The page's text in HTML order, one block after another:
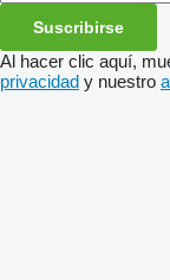
Suscribirse
Al hacer clic aquí,
privacidad y nuestro